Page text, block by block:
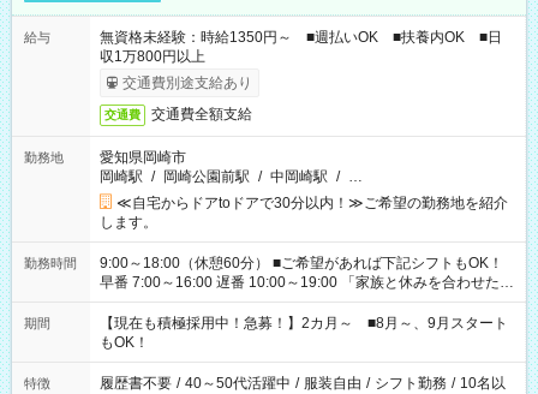
給与
無資格未経験：時給1350円～ ■週払いOK ■扶養内OK ■日
収1万800円以上
交通費別途支給あり
交通費 交通費全額支給
勤務地
愛知県岡崎市
岡崎駅 / 岡崎公園前駅 / 中岡崎駅 / …
≪自宅からドアtoドアで30分以内！≫ご希望の勤務地を紹介
します。
勤務時間
9:00～18:00（休憩60分） ■ご希望があれば下記シフトもOK！
早番 7:00～16:00 遅番 10:00～19:00 「家族と休みを合わせた
い」 「余裕を持って夕飯の準備がしたい」 「できれば残業はし
たくない」 など、ご希望を教えてくださいね。 ※Wワーク希望
の方へ 今ご覧のお仕事で希望する勤務時間と、もう1つのお仕事
の勤務時間。 合計で週40時間を超える場合は応募できません。
期間
【現在も積極採用中！急募！】2カ月～ ■8月～、9月スタート
もOK！
特徴 履歴書不要 / 40～50代活躍中 / 服装自由 / シフト勤務 / 10名以